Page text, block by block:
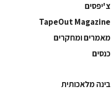
צ'יפסים
TapeOut Magazine
מאמרים ומחקרים
כנסים
בינה מלאכותית